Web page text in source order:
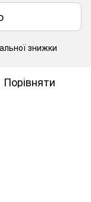
знижки
Порівняти